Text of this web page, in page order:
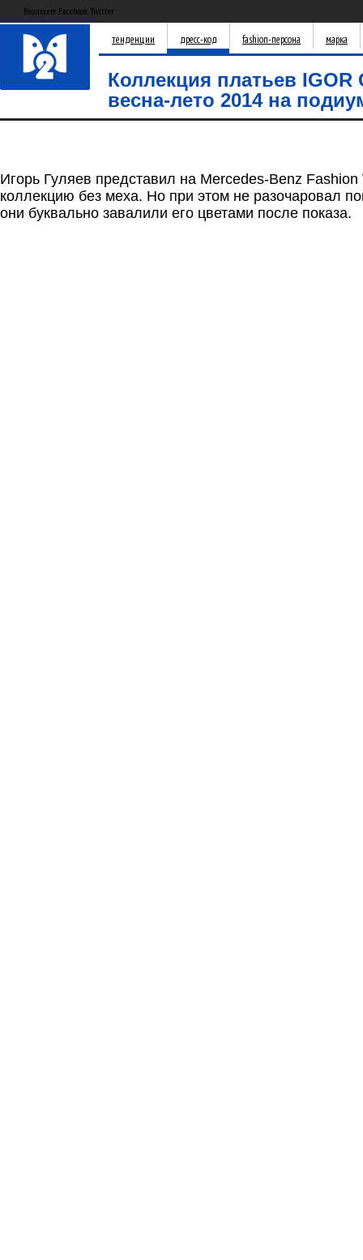
Вконтакте Facebook Twitter
тенденции дресс-код fashion-персона марка
Коллекция платьев IGOR
весна-лето 2014 на
Игорь Гуляев представил на Mercedes-Benz
коллекцию без меха. Но при этом не разочаровал
они буквально завалили его цветами после показа.